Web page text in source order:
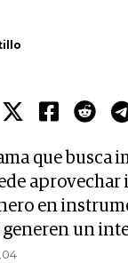
que busca
aprovechar
en
un